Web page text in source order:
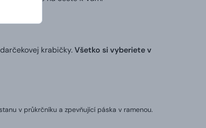
krabičky.Všetko si vyberiete v
v průkrčníku a zpevňující páska v ramenou.